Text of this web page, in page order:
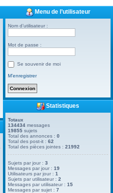
Menu de l’utilisateur
Nom d’utilisateur :
Mot de passe :
Se souvenir de moi
M’enregistrer
Statistiques
Totaux
134434 messages
19855 sujets
Total des annonces :0
Total des post-it :62
Total des pièces jointes :21992
Sujets par jour :3
Messages par jour :19
Utilisateurs par jour :1
Sujets par utilisateur :2
Messages par utilisateur :15
Messages par sujet :7